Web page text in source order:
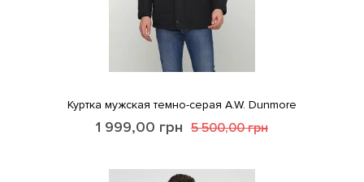
Куртка мужская темно-серая A.W. Dunmore
1 999,00 грн 5 500,00грн